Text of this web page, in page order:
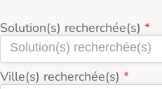
Solution(s) recherchée(s)
Ville(s) recherchée(s)